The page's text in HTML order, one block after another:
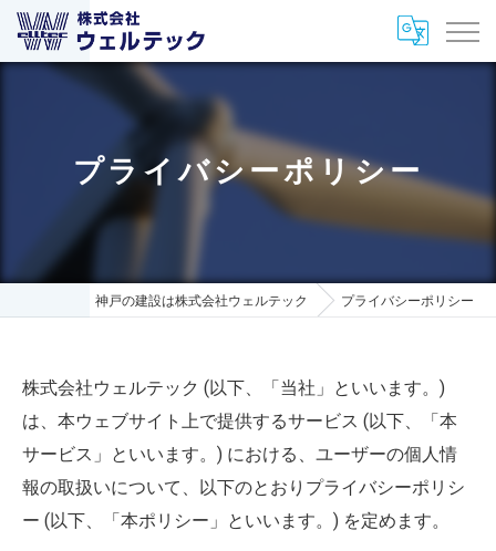
プライバシーポリシー
神戸の建設は株式会社ウェルテック プライバシーポリシー
株式会社ウェルテック (以下、「当社」といいます。)
は、本ウェブサイト上で提供するサービス (以下、「本
サービス」といいます。) における、ユーザーの個人情
報の取扱いについて、以下のとおりプライバシーポリシ
ー (以下、「本ポリシー」といいます。) を定めます。